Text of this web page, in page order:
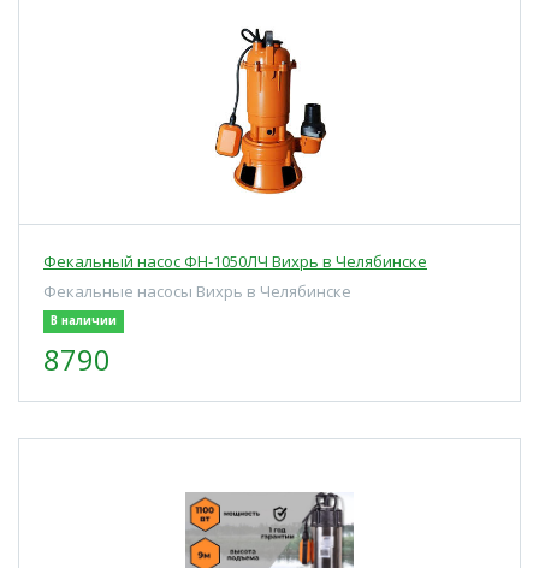
Фекальный насос ФН-1050ЛЧ Вихрь в Челябинске
Фекальные насосы Вихрь в Челябинске
В наличии
8790